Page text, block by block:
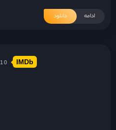
ادامه دانلود
IMDb